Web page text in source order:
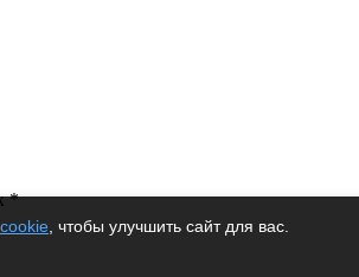
cookie , чтобы улучшить сайт для вас.
*